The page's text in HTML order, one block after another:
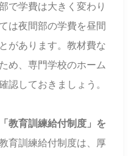
で学費は大きく変わり
は夜間部の学費を昼間
があります。教材費な
め、専門学校のホーム
認しておきましょう。
教育訓練給付制度」を
育訓練給付制度は、厚